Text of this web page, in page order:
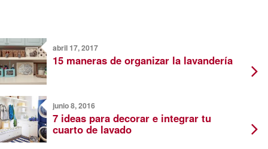
abril 17, 2017
15 maneras de organizar la lavandería
junio 8, 2016
7 ideas para decorar e integrar tu
cuarto de lavado